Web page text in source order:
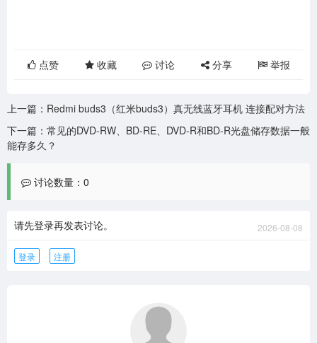
点赞 收藏 讨论 分享 举报
上一篇： Redmi buds3（红米buds3）真无线蓝牙耳机 连接配对方法
下一篇： 常见的DVD-RW、BD-RE、DVD-R和BD-R光盘储存数据一般
能存多久？
讨论数量：0
请先登录再发表讨论。 2026-08-08
登录 注册